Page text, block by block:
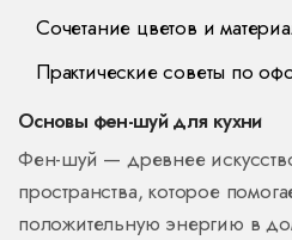
Сочетание цветов и
Практические советы по
Основы фен-шуй для кухни
Фен-шуй — древнее
пространства, которое
положительную энергию в